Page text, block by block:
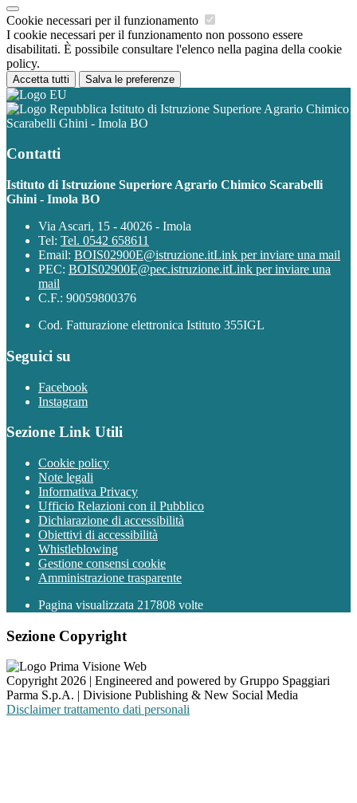
Cookie necessari per il funzionamento
I cookie necessari per il funzionamento non possono essere
disabilitati. È possibile consultare l'elenco nella pagina della cookie
policy.
Accetta tutti Salva le preferenze
Istituto di Istruzione Superiore Agrario Chimico
Scarabelli Ghini - Imola BO
Contatti
Istituto di Istruzione Superiore Agrario Chimico Scarabelli
Ghini - Imola BO
Via Ascari, 15 - 40026 - Imola
Tel: Tel. 0542 658611
Email: BOIS02900E@istruzione.itLink per inviare una mail
PEC: BOIS02900E@pec.istruzione.itLink per inviare una
mail
C.F.: 90059800376
Cod. Fatturazione elettronica Istituto 355IGL
Seguici su
Facebook
Instagram
Sezione Link Utili
Cookie policy
Note legali
Informativa Privacy
Ufficio Relazioni con il Pubblico
Dichiarazione di accessibilità
Obiettivi di accessibilità
Whistleblowing
Gestione consensi cookie
Amministrazione trasparente
Pagina visualizzata 217808 volte
Sezione Copyright
Copyright 2026 | Engineered and powered by Gruppo Spaggiari
Parma S.p.A. | Divisione Publishing & New Social Media
Disclaimer trattamento dati personali